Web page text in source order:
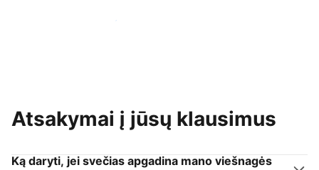
Prisijungti prie panašių šeimininkų
Atsakymai į jūsų klausimus
Ką daryti, jei svečias apgadina mano viešnagės